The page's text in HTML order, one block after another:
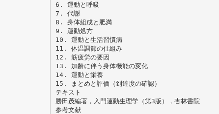
6. 運動と呼吸
7. 代謝
8. 身体組成と肥満
9. 運動処方
10. 運動と生活習慣病
11. 体温調節の仕組み
12. 筋疲労の要因
13. 加齢に伴う身体機能の変化
14. 運動と栄養
15. まとめと評価（到達度の確認）
テキスト
勝田茂編著，入門運動生理学（第3版），杏林書院
参考文献